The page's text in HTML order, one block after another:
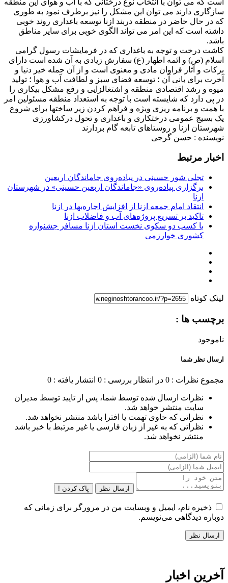
سازگاری دارند می توان این مشکل را نیز برطرف نمود به طوری
که در حال حاضر در منطقه دربند ازنا توسعه باغداری روند خوبی
داشته است که این امر می تواند الگوی خوبی برای سایر مناطق
باشد.
کاشت درخت و توجه به باغداری که در فرمایشات رسول گرامی
اسلام (ص) و ائمه اطهار (ع) سفارش زیادی به آن شده است دارای
برکات و آثار فراوان مادی و معنوی است و از آن جمله خیر دنیا و
آخرت برای بانی آن ؛ توسعه فضای سبز و لطافت آب و هوا ؛ تولید
میوه و رشد اقتصادی منطقه و اشتغالزایی و رفع مشکل بیکاری را
در پی دارد که شایسته است با توجه به استعداد منطقه مسئولین امر
با همت و برنامه ریزی ویژه و فراهم کردن زیر ساختها برای شروع
یک بسیج عمومی درختکاری و باغداری و تحول درکشاورزی
شهرستان ازنا و روستاهای تابعه گام بردارند
نویسنده : حسن گرجی
اخبار مرتبط
تجلی شور حسینی در پیاده‌روی جاماندگان اربعین
برگزاری پیاده‌روی «جاماندگان اربعین حسینی» در شهرستان
ازنا
انتقاد امام جمعه ازنا از افزایش اجاره‌بها در ازنا
تاکید بر تسریع پروژه‌های آب و فاضلاب ازنا
با کسب دو سکوی نخست استان ازنا مسافر جشنواره
کشوری خوارزمی
لینک کوتاه
برچسب ها :
ناموجود
ارسال نظر شما
مجموع نظرات : 0 در انتظار بررسی : 0 انتشار یافته : 0
نظرات ارسال شده توسط شما، پس از تایید توسط مدیران
سایت منتشر خواهد شد.
نظراتی که حاوی تهمت یا افترا باشد منتشر نخواهد شد.
نظراتی که به غیر از زبان فارسی یا غیر مرتبط با خبر باشد
منتشر نخواهد شد.
ارسال نظر پاک کردن !
ذخیره نام، ایمیل و وبسایت من در مرورگر برای زمانی که
دوباره دیدگاهی می‌نویسم.
آخرین اخبار